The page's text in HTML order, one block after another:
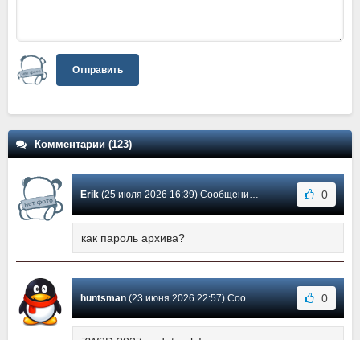
Отправить
Комментарии (123)
Erik(25 июля 2026 16:39) Сообщение #110 0
как пароль архива?
huntsman(23 июня 2026 22:57) Сообщение #109 0